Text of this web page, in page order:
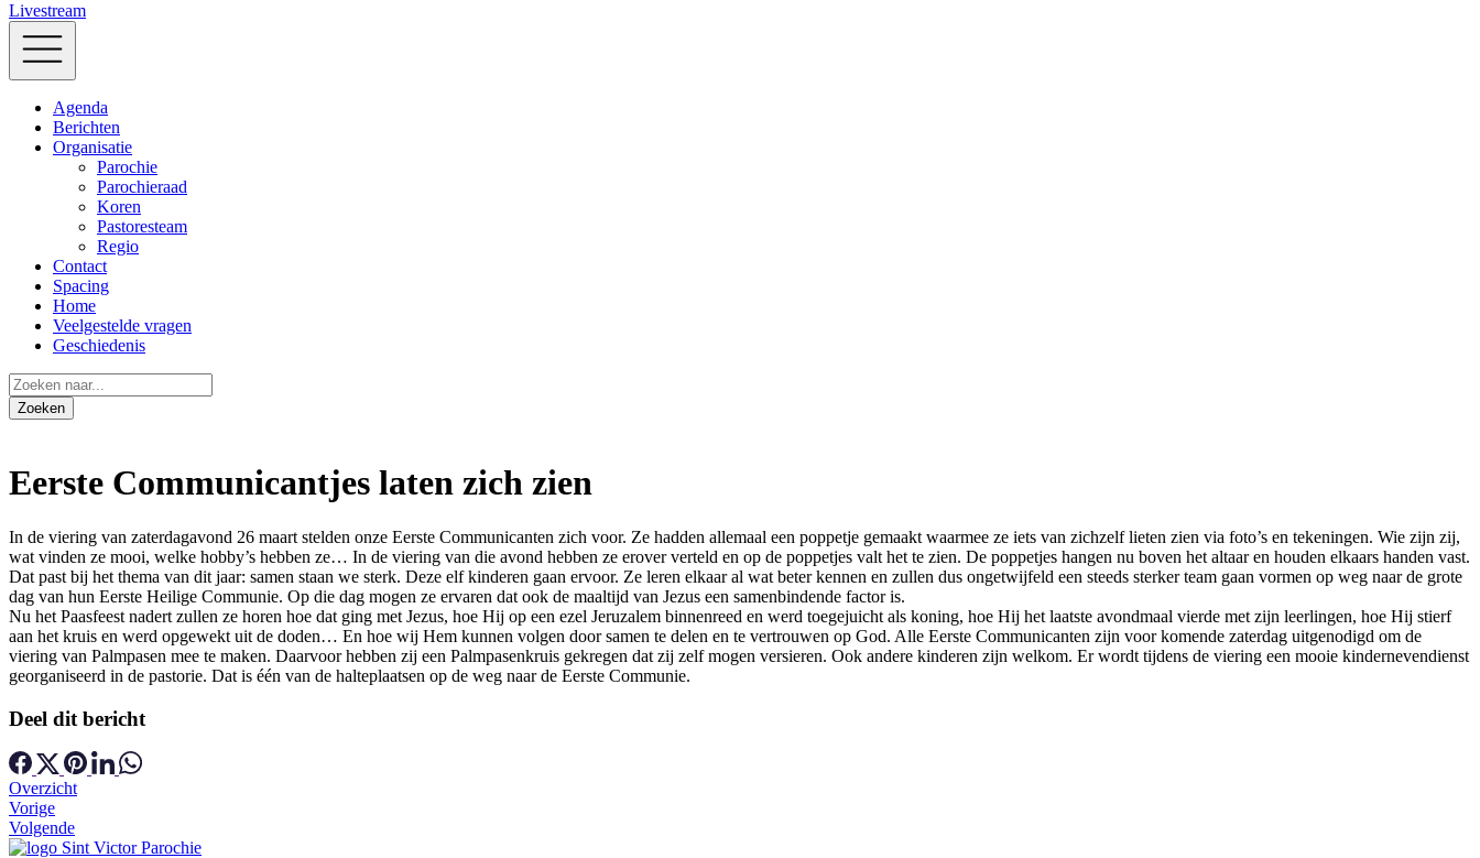
Livestream
Agenda
Berichten
Organisatie
Parochie
Parochieraad
Koren
Pastoresteam
Regio
Contact
Spacing
Home
Veelgestelde vragen
Geschiedenis
Eerste Communicantjes laten zich zien
In de viering van zaterdagavond 26 maart stelden onze Eerste Communicanten zich voor. Ze hadden allemaal een poppetje gemaakt waarmee ze iets van zichzelf lieten zien via foto’s en tekeningen. Wie zijn zij,
wat vinden ze mooi, welke hobby’s hebben ze… In de viering van die avond hebben ze erover verteld en op de poppetjes valt het te zien. De poppetjes hangen nu boven het altaar en houden elkaars handen vast.
Dat past bij het thema van dit jaar: samen staan we sterk. Deze elf kinderen gaan ervoor. Ze leren elkaar al wat beter kennen en zullen dus ongetwijfeld een steeds sterker team gaan vormen op weg naar de grote
dag van hun Eerste Heilige Communie. Op die dag mogen ze ervaren dat ook de maaltijd van Jezus een samenbindende factor is.
Nu het Paasfeest nadert zullen ze horen hoe dat ging met Jezus, hoe Hij op een ezel Jeruzalem binnenreed en werd toegejuicht als koning, hoe Hij het laatste avondmaal vierde met zijn leerlingen, hoe Hij stierf
aan het kruis en werd opgewekt uit de doden… En hoe wij Hem kunnen volgen door samen te delen en te vertrouwen op God. Alle Eerste Communicanten zijn voor komende zaterdag uitgenodigd om de
viering van Palmpasen mee te maken. Daarvoor hebben zij een Palmpasenkruis gekregen dat zij zelf mogen versieren. Ook andere kinderen zijn welkom. Er wordt tijdens de viering een mooie kindernevendienst
georganiseerd in de pastorie. Dat is één van de halteplaatsen op de weg naar de Eerste Communie.
Deel dit bericht
Overzicht
Vorige
Volgende